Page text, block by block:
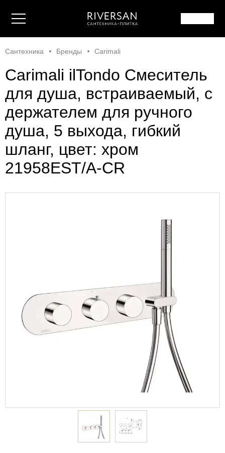
Сантехника Бренды Carimali
Carimali ilTondo Смеситель
для душа, встраиваемый, c
держателем для ручного
душа, 5 выхода, гибкий
шланг, цвет: хром
21958EST/A-CR